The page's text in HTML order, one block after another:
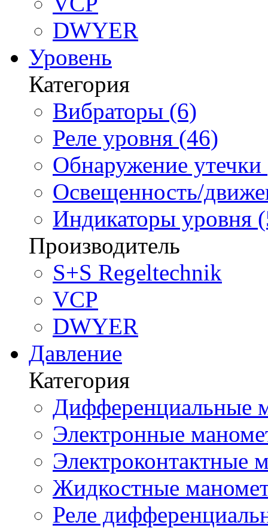
DWYER
Уровень
Категория
Вибраторы (6)
Реле уровня (46)
Обнаружение утечки
Освещенность/
Индикаторы уровня
Производитель
S+S Regeltechnik
VCP
DWYER
Давление
Категория
Дифференциальные
Электронные
Электроконтактные
Жидкостные
Реле